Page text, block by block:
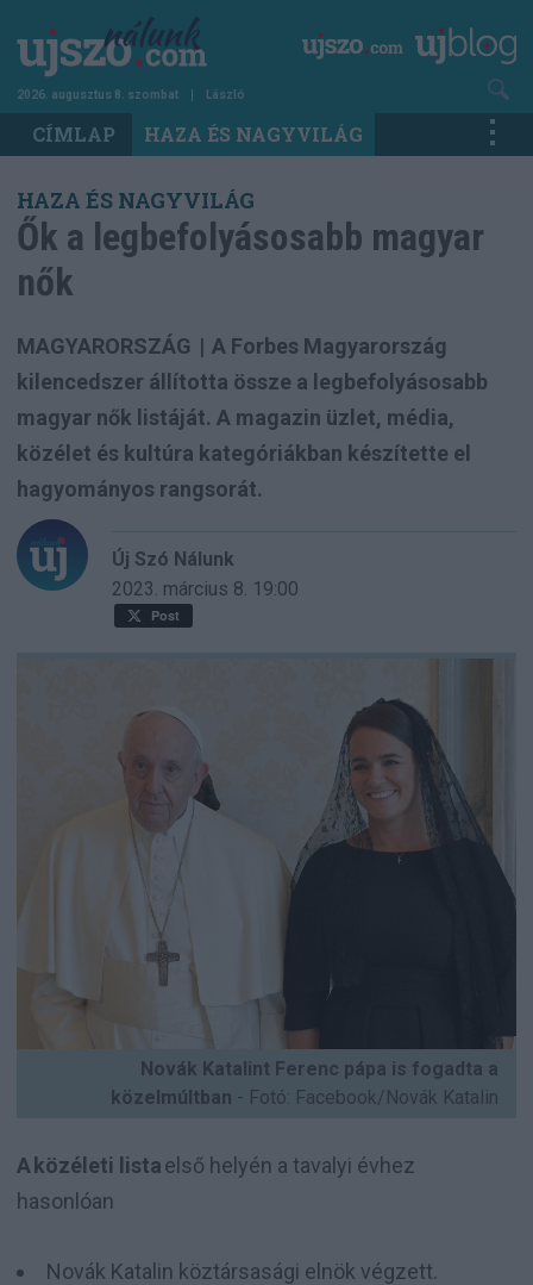
tartalomra
2026. augusztus 8. szombat László
Main
navigation
CÍMLAP HAZA ÉS NAGYVILÁG
HAZA ÉS NAGYVILÁG
Ők a legbefolyásosabb magyar
nők
MAGYARORSZÁG | A Forbes Magyarország
kilencedszer állította össze a legbefolyásosabb
magyar nők listáját. A magazin üzlet, média,
közélet és kultúra kategóriákban készítette el
hagyományos rangsorát.
Új Szó Nálunk
2023. március 8. 19:00
Post
Novák Katalint Ferenc pápa is fogadta a
közelmúltban - Fotó: Facebook/Novák Katalin
A közéleti listaelső helyén a tavalyi évhez
hasonlóan
Novák Katalin köztársasági elnök végzett.